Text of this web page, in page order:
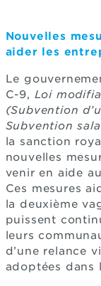
Nouvelles
aider les
Le
C-9, Loi
(Subvention
Subvention
la sanction
nouvelles
venir en aide
Ces mesures
la deuxième
puissent
leurs
d’une relance
adoptées dans